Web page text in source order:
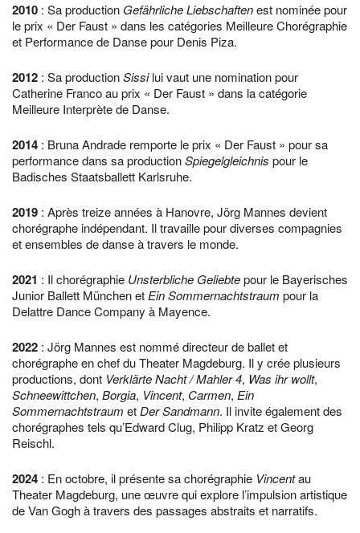
2010 : Sa production Gefährliche Liebschaftenest nominée pour
le prix « Der Faust » dans les catégories Meilleure Chorégraphie
et Performance de Danse pour Denis Piza.
2012 : Sa productionSissilui vaut une nomination pour
Catherine Franco au prix « Der Faust » dans la catégorie
Meilleure Interprète de Danse.
2014 : Bruna Andrade remporte le prix « Der Faust » pour sa
performance dans sa productionSpiegelgleichnis pour le
Badisches Staatsballett Karlsruhe.
2019 : Après treize années à Hanovre, Jörg Mannes devient
chorégraphe indépendant. Il travaille pour diverses compagnies
et ensembles de danse à travers le monde.
2021 : Il chorégraphie Unsterbliche Geliebtepour le Bayerisches
Junior Ballett München etEin Sommernachtstraum pour la
Delattre Dance Company à Mayence.
2022 : Jörg Mannes est nommé directeur de ballet et
chorégraphe en chef du Theater Magdeburg. Il y crée plusieurs
productions, dont Verklärte Nacht / Mahler 4, Was ihr wollt,
Schneewittchen, Borgia, Vincent, Carmen, Ein
Sommernachtstraum etDer Sandmann. Il invite également des
chorégraphes tels qu’Edward Clug, Philipp Kratz et Georg
Reischl.
2024 : En octobre, il présente sa chorégraphie Vincentau
Theater Magdeburg, une œuvre qui explore l’impulsion artistique
de Van Gogh à travers des passages abstraits et narratifs.